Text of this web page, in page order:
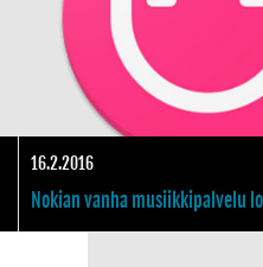
16.2.2016
Nokian vanha musiikkipalvelu
toimintansa